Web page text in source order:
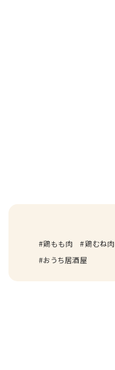
鶏もも肉 鶏むね肉
おうち居酒屋